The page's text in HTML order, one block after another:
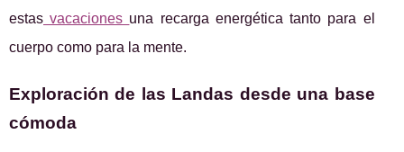
estas vacaciones una recarga energética tanto para el
cuerpo como para la mente.
Exploración de las Landas desde una base
cómoda